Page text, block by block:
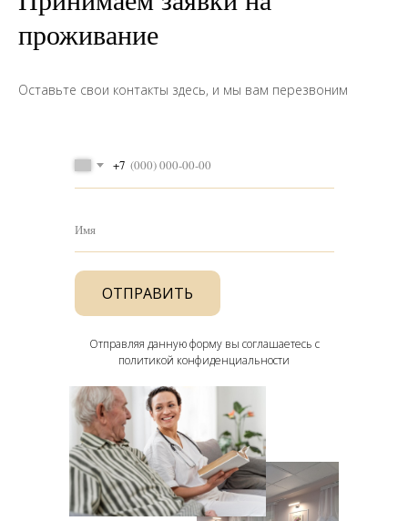
проживание
Оставьте свои контакты здесь, и мы вам перезвоним
+7
Имя
ОТПРАВИТЬ
Отправляя данную форму вы соглашаетесь с
политикой конфиденциальности